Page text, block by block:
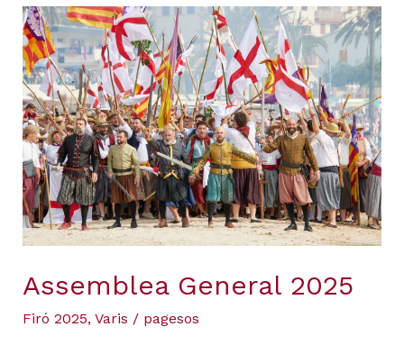
Assemblea General 2025
Firó 2025, Varis / pagesos
Assemblea
General
2025